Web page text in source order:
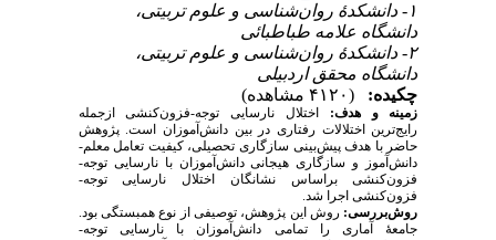
۱- دانشکدهٔ روان‌شناسی و علوم تربیتی،
دانشگاه علامه طباطبائی
۲- دانشکدهٔ روان‌شناسی و علوم تربیتی،
دانشگاه محقق اردبیلی
چکیده:
(۴۱۲۰ مشاهده)
زمینه و هدف: اختلال نارسایی توجه-فزون‌کنشی ازجمله
رایج‌ترین اختلالات رفتاری در بین دانش‌آموزان است. پژوهش
حاضر با هدف پیش‌بینی سازگاری تحصیلی، کیفیت تعامل معلم-
دانش‌آموز و سازگاری هیجانی دانش‌آموزان با نارسایی توجه-
فزون‌کنشی براساس نشانگان اختلال نارسایی توجه-
فزون‌کنشی اجرا شد.
روش‌بررسی: روش این پژوهش، توصیفی از نوع همبستگی بود.
جامعهٔ آماری را تمامی دانش‌آموزان با نارسایی توجه-